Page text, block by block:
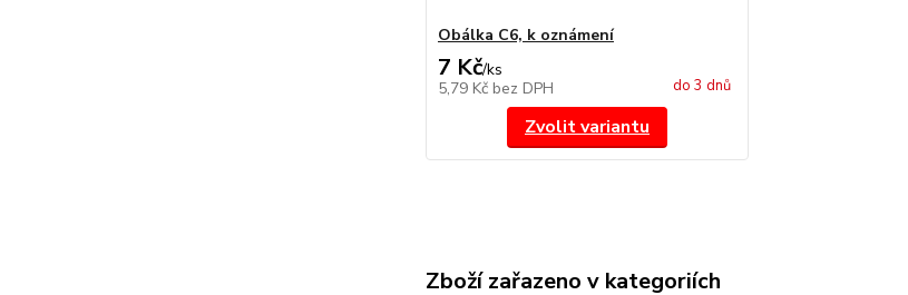
Obálka C6, k oznámení
7 Kč/ks
5,79 Kč bez DPH do 3 dnů
Zvolit variantu
Zboží zařazeno v kategoriích